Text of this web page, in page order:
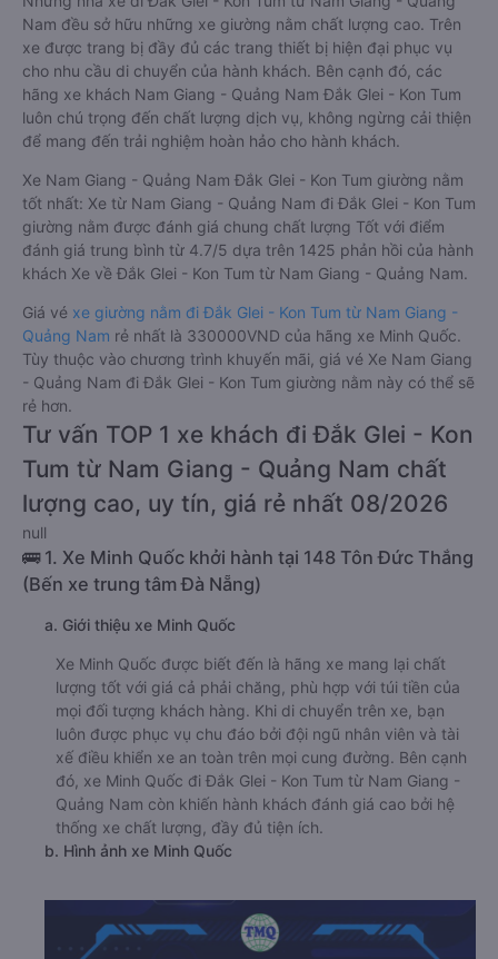
Nam đều sở hữu những xe giường nằm chất lượng cao. Trên
xe được trang bị đầy đủ các trang thiết bị hiện đại phục vụ
cho nhu cầu di chuyển của hành khách. Bên cạnh đó, các
hãng xe khách Nam Giang - Quảng Nam Đắk Glei - Kon Tum
luôn chú trọng đến chất lượng dịch vụ, không ngừng cải thiện
để mang đến trải nghiệm hoàn hảo cho hành khách.
Xe Nam Giang - Quảng Nam Đắk Glei - Kon Tum giường nằm
tốt nhất: Xe từ Nam Giang - Quảng Nam đi Đắk Glei - Kon Tum
giường nằm được đánh giá chung chất lượng Tốt với điểm
đánh giá trung bình từ 4.7/5 dựa trên 1425 phản hồi của hành
khách Xe về Đắk Glei - Kon Tum từ Nam Giang - Quảng Nam.
Giá vé xe giường nằm đi Đắk Glei - Kon Tum từ Nam Giang -
Quảng Nam rẻ nhất là 330000VND của hãng xe Minh Quốc.
Tùy thuộc vào chương trình khuyến mãi, giá vé Xe Nam Giang
- Quảng Nam đi Đắk Glei - Kon Tum giường nằm này có thể sẽ
rẻ hơn.
Tư vấn TOP 1 xe khách đi Đắk Glei - Kon
Tum từ Nam Giang - Quảng Nam chất
lượng cao, uy tín, giá rẻ nhất 08/2026
null
🚌 1. Xe Minh Quốc khởi hành tại 148 Tôn Đức Thắng
(Bến xe trung tâm Đà Nẵng)
a. Giới thiệu xe Minh Quốc
Xe Minh Quốc được biết đến là hãng xe mang lại chất
lượng tốt với giá cả phải chăng, phù hợp với túi tiền của
mọi đối tượng khách hàng. Khi di chuyển trên xe, bạn
luôn được phục vụ chu đáo bởi đội ngũ nhân viên và tài
xế điều khiển xe an toàn trên mọi cung đường. Bên cạnh
đó, xe Minh Quốc đi Đắk Glei - Kon Tum từ Nam Giang -
Quảng Nam còn khiến hành khách đánh giá cao bởi hệ
thống xe chất lượng, đầy đủ tiện ích.
b. Hình ảnh xe Minh Quốc